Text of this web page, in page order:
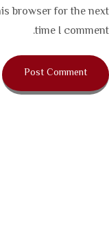
browser for the next
time I comment.